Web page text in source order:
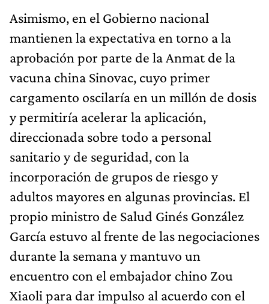
Asimismo, en el Gobierno nacional
mantienen la expectativa en torno a la
aprobación por parte de la Anmat de la
vacuna china Sinovac, cuyo primer
cargamento oscilaría en un millón de dosis
y permitiría acelerar la aplicación,
direccionada sobre todo a personal
sanitario y de seguridad, con la
incorporación de grupos de riesgo y
adultos mayores en algunas provincias. El
propio ministro de Salud Ginés González
García estuvo al frente de las negociaciones
durante la semana y mantuvo un
encuentro con el embajador chino Zou
Xiaoli para dar impulso al acuerdo con el